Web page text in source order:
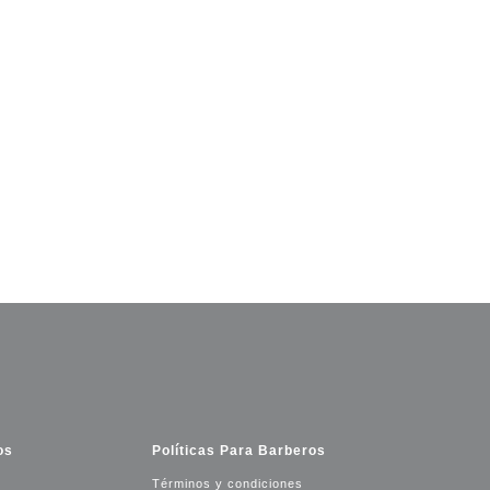
Políticas Para Barberos
Términos y condiciones